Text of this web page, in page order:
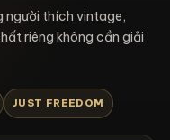
người thích vintage,
riêng không cần giải
JUST FREEDOM